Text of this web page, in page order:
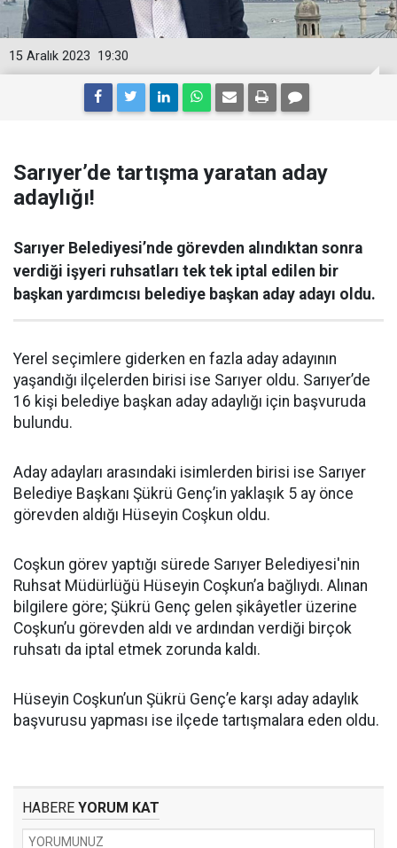
19:30
15 Aralık 2023
Sarıyer’de tartışma yaratan aday
adaylığı!
Sarıyer Belediyesi’nde görevden alındıktan sonra
verdiği işyeri ruhsatları tek tek iptal edilen bir
başkan yardımcısı belediye başkan aday adayı oldu.
Yerel seçimlere giderken en fazla aday adayının
yaşandığı ilçelerden birisi ise Sarıyer oldu. Sarıyer’de
16 kişi belediye başkan aday adaylığı için başvuruda
bulundu.
Aday adayları arasındaki isimlerden birisi ise Sarıyer
Belediye Başkanı Şükrü Genç’in yaklaşık 5 ay önce
görevden aldığı Hüseyin Coşkun oldu.
Coşkun görev yaptığı sürede Sarıyer Belediyesi'nin
Ruhsat Müdürlüğü Hüseyin Coşkun’a bağlıydı. Alınan
bilgilere göre; Şükrü Genç gelen şikâyetler üzerine
Coşkun’u görevden aldı ve ardından verdiği birçok
ruhsatı da iptal etmek zorunda kaldı.
Hüseyin Coşkun’un Şükrü Genç’e karşı aday adaylık
başvurusu yapması ise ilçede tartışmalara eden oldu.
HABERE YORUM KAT